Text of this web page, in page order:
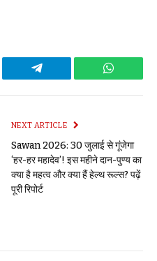
Telegram
NEXT ARTICLE
Sawan 2026: 30 जुलाई से गूंजेगा
‘हर-हर महादेव’! इस महीने दान-पुण्य का
क्या है महत्व और क्या हैं हेल्थ रूल्स? पढ़ें
पूरी रिपोर्ट